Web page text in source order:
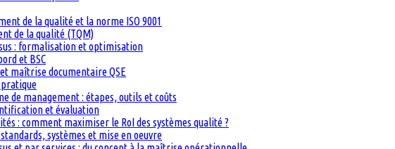
de la qualité et la norme ISO 9001
de la qualité (TQM)
: formalisation et optimisation
et BSC
maîtrise documentaire QSE
de management : étapes, outils et coûts
et évaluation
: comment maximiser le RoI des systèmes qualité ?
systèmes et mise en oeuvre